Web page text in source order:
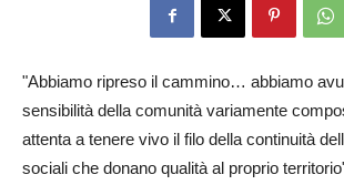
"Abbiamo ripreso il cammino… abbiamo
sensibilità della comunità variamente
attenta a tenere vivo il filo della continuità
sociali che donano qualità al proprio